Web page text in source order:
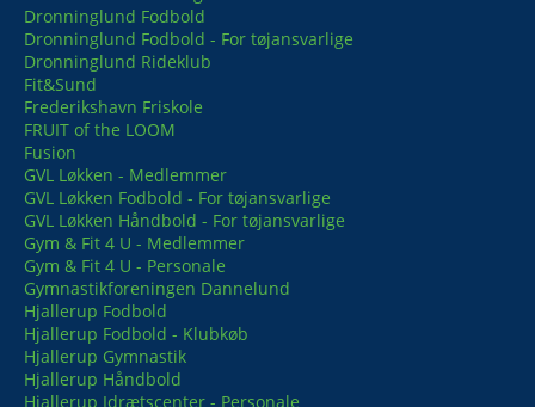
Dronninglund Fodbold
Dronninglund Fodbold - For tøjansvarlige
Dronninglund Rideklub
Fit&Sund
Frederikshavn Friskole
FRUIT of the LOOM
Fusion
GVL Løkken - Medlemmer
GVL Løkken Fodbold - For tøjansvarlige
GVL Løkken Håndbold - For tøjansvarlige
Gym & Fit 4 U - Medlemmer
Gym & Fit 4 U - Personale
Gymnastikforeningen Dannelund
Hjallerup Fodbold
Hjallerup Fodbold - Klubkøb
Hjallerup Gymnastik
Hjallerup Håndbold
Hjallerup Idrætscenter - Personale